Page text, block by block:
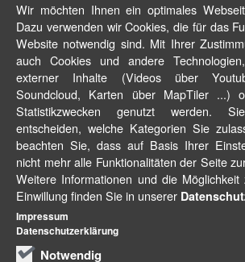
Wir möchten Ihnen ein optimales
Dazu verwenden wir Cookies, die für das
Website notwendig sind. Mit Ihrer
auch Cookies und andere
externer Inhalte (Videos über
Soundcloud, Karten über MapTiler ...)
Statistikzwecken genutzt werden.
entscheiden, welche Kategorien Sie
beachten Sie, dass auf Basis Ihrer
nicht mehr alle Funktionalitäten der Seite
Weitere Informationen und die
Einwillung finden Sie in unserer
Notwendig
Impressum
Datenschutzerklärung